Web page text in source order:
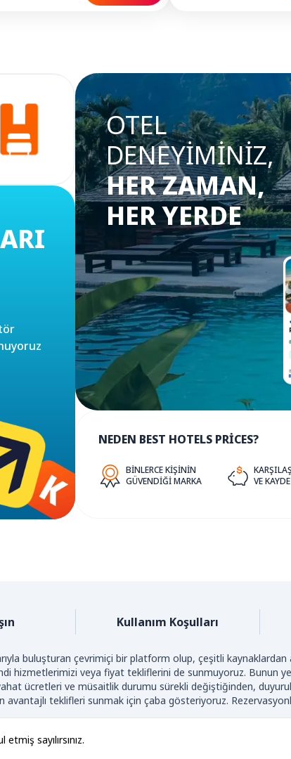
OTEL
DENEYIMINIZ,
HER ZAMAN,
HER YERDE
NEDEN BEST HOTELS PRICES?
BINLERCE KIŞININ
GÜVENDIĞI MARKA
VE
etmiş sayılırsınız.
Kullanım Koşulları
buluşturan çevrimiçi bir platform olup, çeşitli kaynaklardan
hizmetlerimizi veya fiyat tekliflerini de sunmuyoruz. Bunun
ücretleri ve müsaitlik durumu sürekli değiştiğinden,
teklifleri sunmak için çaba gösteriyoruz.